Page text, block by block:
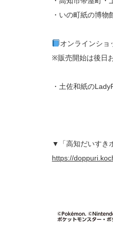
・いの町紙の博物
オンラインショ
※販売開始は後日
・土佐和紙の
▼「高知だいすき
https://